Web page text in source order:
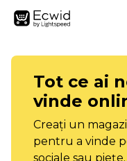
Tot ce ai
vinde
Creați un
pentru a vinde
sociale sau piețe.